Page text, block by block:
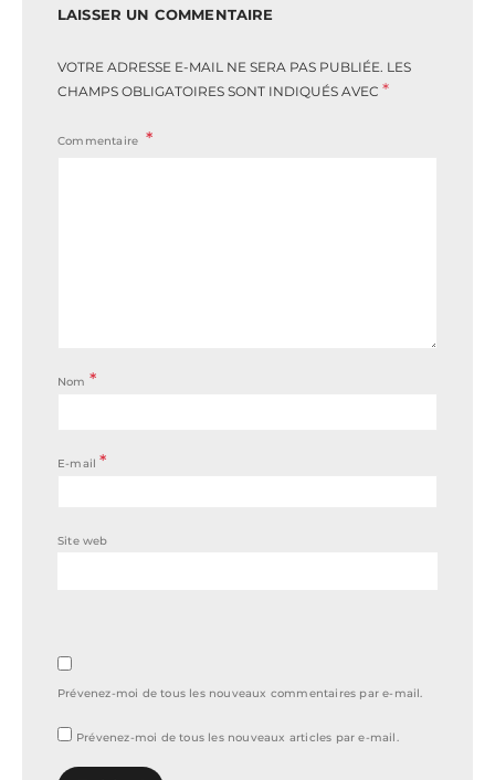
LAISSER UN COMMENTAIRE
VOTRE ADRESSE E-MAIL NE SERA PAS PUBLIÉE. LES
CHAMPS OBLIGATOIRES SONT INDIQUÉS AVEC *
Commentaire
Nom *
E-mail*
Site web
Prévenez-moi de tous les nouveaux commentaires par e-mail.
Prévenez-moi de tous les nouveaux articles par e-mail.